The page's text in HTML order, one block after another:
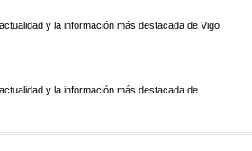
y la información más destacada de Vigo
y la información más destacada de